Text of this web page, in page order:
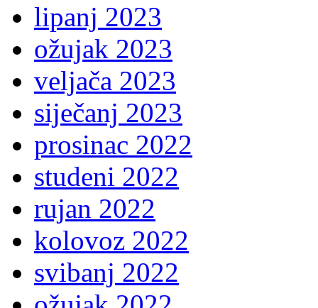
lipanj 2023
ožujak 2023
veljača 2023
siječanj 2023
prosinac 2022
studeni 2022
rujan 2022
kolovoz 2022
svibanj 2022